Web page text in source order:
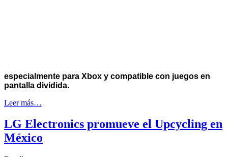
especialmente para Xbox y compatible con juegos en
pantalla dividida.
Leer más…
LG Electronics promueve el Upcycling en
México